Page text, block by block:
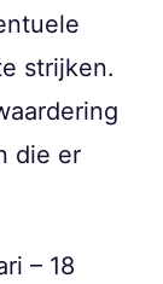
strijken.
die er
– 18